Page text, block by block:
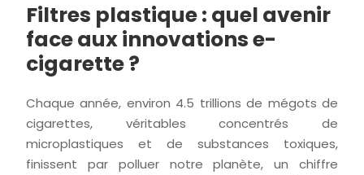
Filtres plastique : quel avenir
face aux innovations e-
cigarette ?
Chaque année, environ 4.5 trillions de mégots de
cigarettes, véritables concentrés de
microplastiques et de substances toxiques,
finissent par polluer notre planète, un chiffre